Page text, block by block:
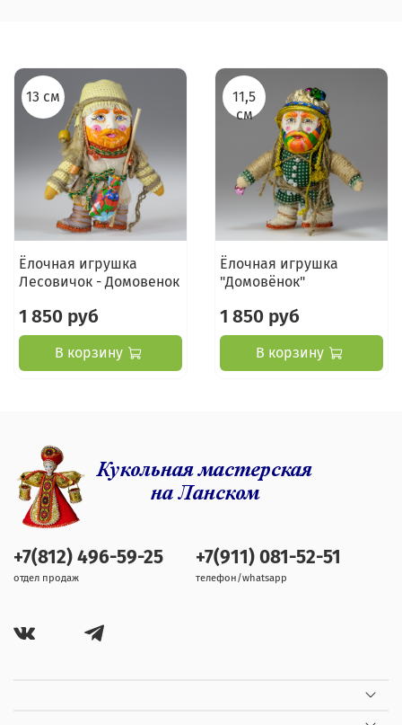
13 см
Ёлочная игрушка
Лесовичок - Домовенок
1 850 руб
В корзину
11,5
см
Ёлочная игрушка
"Домовёнок"
1 850 руб
В корзину
+7(812) 496-59-25
отдел продаж
+7(911) 081-52-51
телефон/whatsapp